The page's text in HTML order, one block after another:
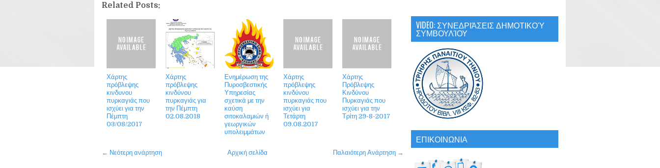
Related Posts:
Χάρτης
πρόβλεψης
κινδυνου
πυρκαγιάς που
ισχύει για την
Πέμπτη
03/08/2017
Χάρτης
πρόβλεψης
κινδύνου
πυρκαγιάς για
την Πέμπτη
02.08.2018
Ενημέρωση της
Πυροσβεστικής
Υπηρεσίας
σχετικά με την
καύση
σιτοκαλαμιών ή
γεωργικών
υπολειμμάτων
Χάρτης
πρόβλεψης
κινδύνου
πυρκαγιάς που
ισχύει για
Τετάρτη
09.08.2017
Χάρτης
Πρόβλεψης
Κινδύνου
Πυρκαγιάς που
ισχύει για την
Τρίτη 29-8-2017
← Νεότερη ανάρτηση Παλαιότερη Ανάρτηση →
Αρχική σελίδα
VIDEO: ΣΥΝΕΔΡΙΆΣΕΙΣ ΔΗΜΟΤΙΚΟΎ
ΣΥΜΒΟΥΛΊΟΥ
ΕΠΙΚΟΙΝΩΝΙΑ